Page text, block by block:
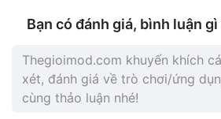
Bạn có đánh giá, bình luận